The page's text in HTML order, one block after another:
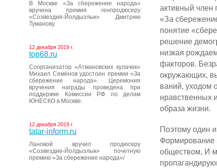
В Москве «За сбережение народа»
вручена премия генпродюсеру
«Созвездия-Йолдызлык» Дмитрию
Туманову.
12 декабря 2019 г.
top68.ru
Соорганизатор «Атмановских кулачек»
Михаил Семёнов удостоен премии «За
сбережение народа». Церемония
вручения награды проведена при
поддержке Комиссии РФ по делам
ЮНЕСКО в Москве.
12 декабря 2019 г.
tatar-inform.ru
Лановой вручил продюсеру
«Созвездие-Йолдызлык» почетную
премию «За сбережение народа»/
активный член
«За
понятие
решение
низкая
факторов.
окружающих,
ваний, уходом
нравственных
образа жизни.
Поэтому один
Формирова­ние
обществом, И